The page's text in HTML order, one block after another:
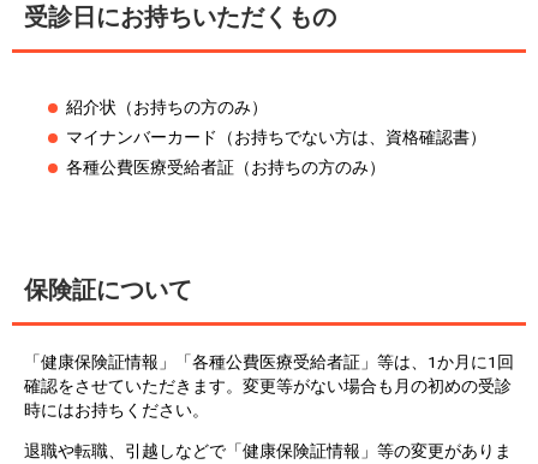
受診日にお持ちいただくもの
紹介状（お持ちの方のみ）
マイナンバーカード（お持ちでない方は、資格確認書）
各種公費医療受給者証（お持ちの方のみ）
保険証について
「健康保険証情報」「各種公費医療受給者証」等は、1か月に1回
確認をさせていただきます。変更等がない場合も月の初めの受診
時にはお持ちください。
退職や転職、引越しなどで「健康保険証情報」等の変更がありま